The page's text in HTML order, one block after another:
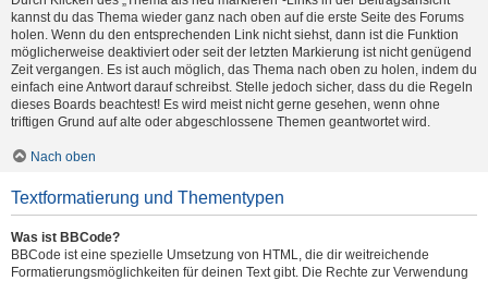
kannst du das Thema wieder ganz nach oben auf die erste Seite des Forums
holen. Wenn du den entsprechenden Link nicht siehst, dann ist die Funktion
möglicherweise deaktiviert oder seit der letzten Markierung ist nicht genügend
Zeit vergangen. Es ist auch möglich, das Thema nach oben zu holen, indem du
einfach eine Antwort darauf schreibst. Stelle jedoch sicher, dass du die Regeln
dieses Boards beachtest! Es wird meist nicht gerne gesehen, wenn ohne
triftigen Grund auf alte oder abgeschlossene Themen geantwortet wird.
Nach oben
Textformatierung und Thementypen
Was ist BBCode?
BBCode ist eine spezielle Umsetzung von HTML, die dir weitreichende
Formatierungsmöglichkeiten für deinen Text gibt. Die Rechte zur Verwendung